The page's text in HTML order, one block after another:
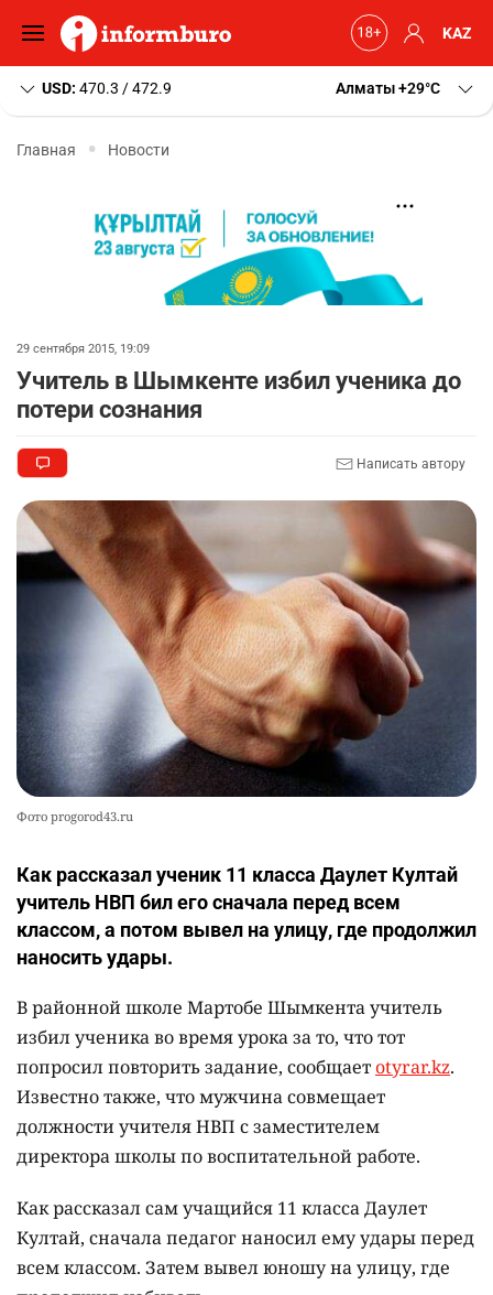
KAZ
USD: 470.3 / 472.9 Алматы+29 C
Главная Новости
29 сентября 2015, 19:09
Учитель в Шымкенте избил ученика до
потери сознания
Написать автору
Фото progorod43.ru
Как рассказал ученик 11 класса Даулет Култай
учитель НВП бил его сначала перед всем
классом, а потом вывел на улицу, где продолжил
наносить удары.
В районной школе Мартобе Шымкента учитель
избил ученика во время урока за то, что тот
попросил повторить задание, сообщаетotyrar.kz.
Известно также, что мужчина совмещает
должности учителя НВП с заместителем
директора школы по воспитательной работе.
Как рассказал сам учащийся 11 класса Даулет
Култай, сначала педагог наносил ему удары перед
всем классом. Затем вывел юношу на улицу, где